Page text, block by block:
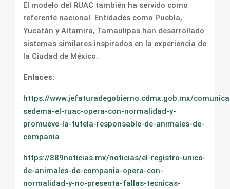
El modelo del RUAC también ha servido como
referente nacional. Entidades como Puebla,
Yucatán y Altamira, Tamaulipas han desarrollado
sistemas similares inspirados en la experiencia de
la Ciudad de México.
Enlaces:
https://www.jefaturadegobierno.cdmx.gob.mx/
sedema-el-ruac-opera-con-normalidad-y-
promueve-la-tutela-responsable-de-animales-de-
compania
https://889noticias.mx/noticias/el-registro-unico-
de-animales-de-compania-opera-con-
normalidad-y-no-presenta-fallas-tecnicas-